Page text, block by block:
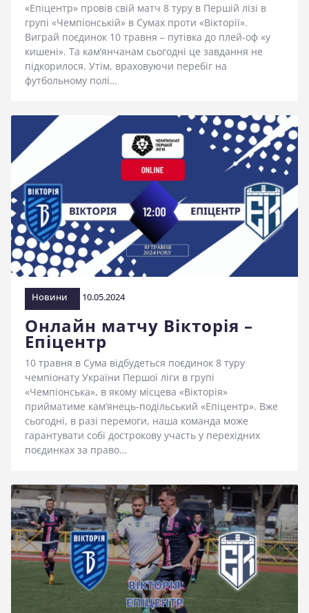
«Епіцентр» провів свій матч 8 туру в Першій лізі в
групі «Чемпіонській» в Сумах проти «Вікторії».
Виграй поєдинок 10 травня – путівка до плей-оф «у
кишені». Та кам’янчанам сьогодні це завдання не
підкорилося. Утім, враховуючи перебіг на
футбольному полі…
Новини 10.05.2024
Онлайн матчу Вікторія –
Епіцентр
10 травня в Сума відбудеться поєдинок 8 туру
чемпіонату України Першої ліги в групі
«Чемпіонська», в якому місцева «Вікторія»
прийматиме кам’янець-подільський «Епіцентр». Вже
сьогодні, в разі перемоги, наша команда може
гарантувати собі дострокову участь у перехідних
поєдинках за право…